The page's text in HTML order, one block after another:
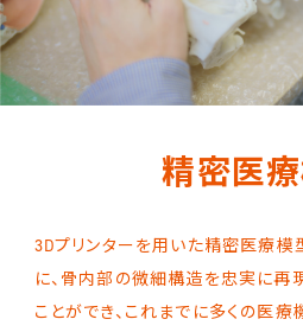
精密医
3Dプリンターを用いた精密医療模
に、骨内部の微細構造を忠実に再
ことができ、これまでに多くの医